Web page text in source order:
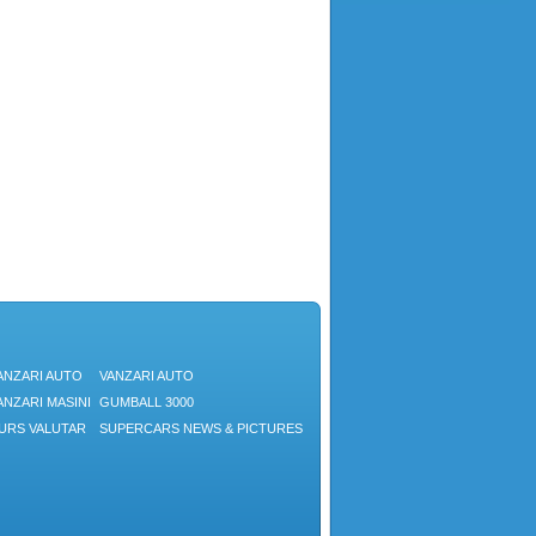
AUTO
MASINI
VALUTAR
VANZARI AUTO
GUMBALL 3000
SUPERCARS NEWS & PICTURES